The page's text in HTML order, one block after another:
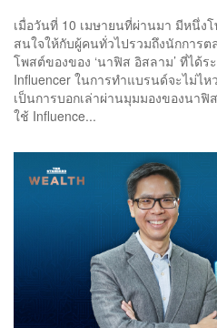
เมื่อวันที่ 10 เมษายนที่ผ่านมา มีหนึ่ง
สนใจให้กับผู้คนทั่วไปรวมถึงนักการ
โพสต์ของของ ‘นาฟิส อิสลาม’ ที่ได้ร
Influencer ในการทำแบรนด์จะไม่ไ
เป็นการบอกเล่าผ่านมุมมองของนา
ใช้ Influence...